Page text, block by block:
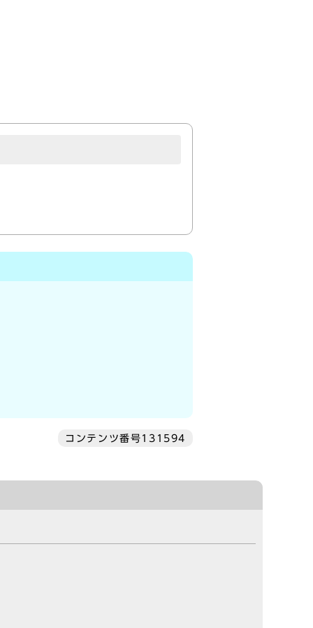
コンテンツ番号131594